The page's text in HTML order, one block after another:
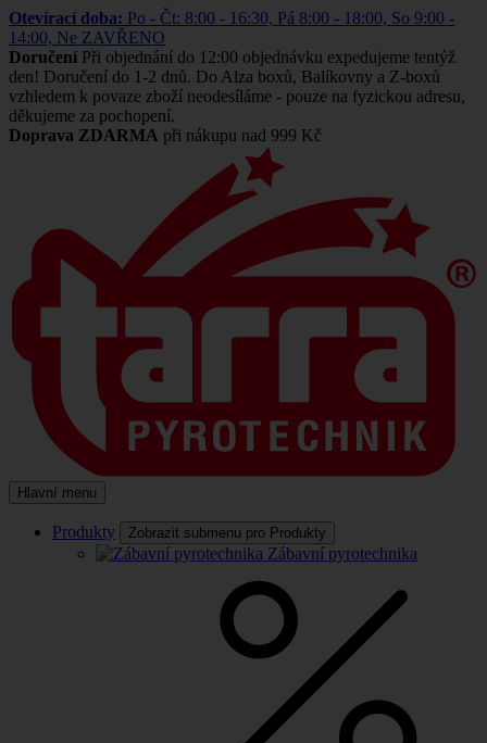
Otevírací doba: Po - Čt: 8:00 - 16:30, Pá 8:00 - 18:00, So 9:00 -
14:00, Ne ZAVŘENO
Doručení Při objednání do 12:00 objednávku expedujeme tentýž
den! Doručení do 1-2 dnů. Do Alza boxů, Balíkovny a Z-boxů
vzhledem k povaze zboží neodesíláme - pouze na fyzickou adresu,
děkujeme za pochopení.
Doprava ZDARMA při nákupu nad 999 Kč
Hlavní menu
Produkty Zobrazit submenu pro Produkty
Zábavní pyrotechnika